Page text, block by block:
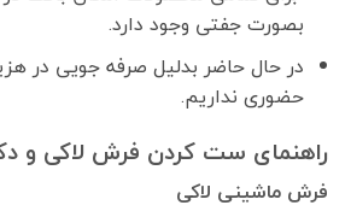
بصورت جفتی وجود دارد.
در حال حاضر بدلیل صرفه جویی در
حضوری نداریم.
راهنمای ست کردن فرش لاکی و
فرش ماشینی لاکی